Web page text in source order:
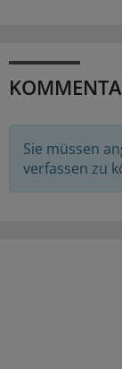
Sie müssen
verfassen zu